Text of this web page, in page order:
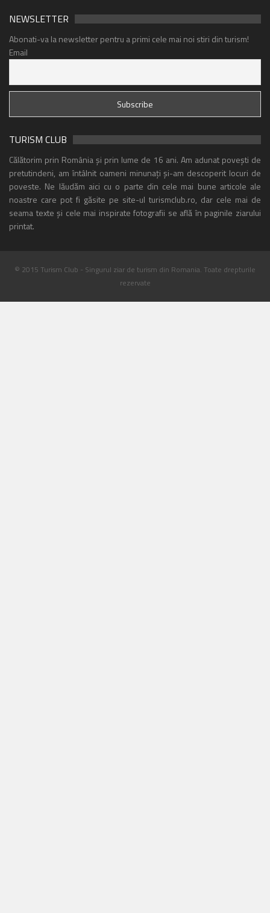
NEWSLETTER
Abonati-va la newsletter pentru a primi cele mai noi stiri din turism!
Email
TURISM CLUB
Călătorim prin România și prin lume de 16 ani. Am adunat povești de
pretutindeni, am întâlnit oameni minunați și-am descoperit locuri de
poveste. Ne lăudăm aici cu o parte din cele mai bune articole ale
noastre care pot fi găsite pe site-ul turismclub.ro, dar cele mai de
seama texte și cele mai inspirate fotografii se află în paginile ziarului
printat.
© 2015 Turism Club - Singurul ziar de turism din Romania. Toate drepturile
rezervate